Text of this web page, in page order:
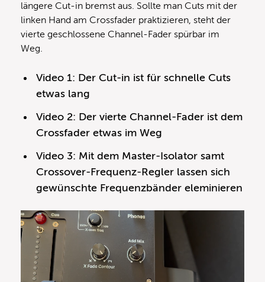
längere Cut-in bremst aus. Sollte man Cuts mit der
linken Hand am Crossfader praktizieren, steht der
vierte geschlossene Channel-Fader spürbar im
Weg.
Video 1: Der Cut-in ist für schnelle Cuts
etwas lang
Video 2: Der vierte Channel-Fader ist dem
Crossfader etwas im Weg
Video 3: Mit dem Master-Isolator samt
Crossover-Frequenz-Regler lassen sich
gewünschte Frequenzbänder eleminieren